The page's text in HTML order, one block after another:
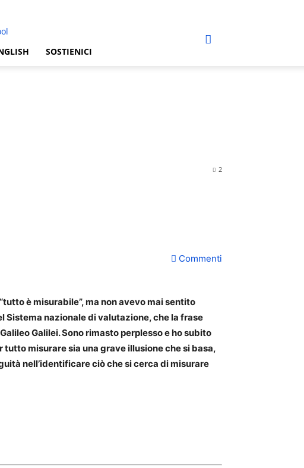
SOSTIENICI
2
Commenti
è misurabile”, ma non avevo mai sentito
Sistema nazionale di valutazione, che la frase
Galilei. Sono rimasto perplesso e ho subito
misurare sia una grave illusione che si basa,
nell’identificare ciò che si cerca di misurare